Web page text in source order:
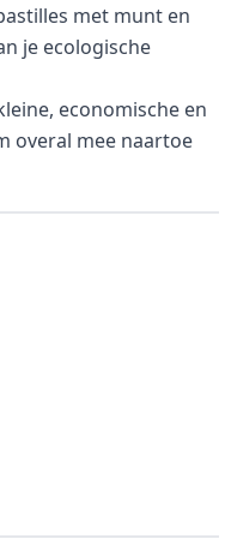
met munt en
je ecologische
economische en
overal mee naartoe